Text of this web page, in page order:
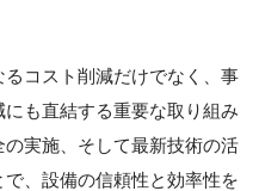
コスト削減だけでなく、事
も直結する重要な取り組み
実施、そして最新技術の活
、設備の信頼性と効率性を